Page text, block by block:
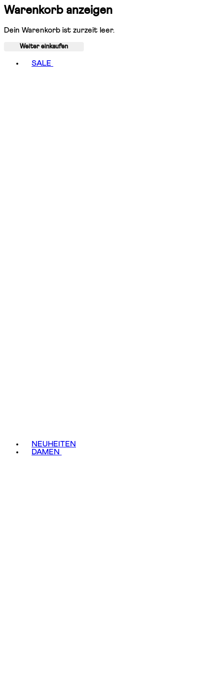
Warenkorb anzeigen
Dein Warenkorb ist zurzeit leer.
Weiter einkaufen
SALE
NEUHEITEN
DAMEN